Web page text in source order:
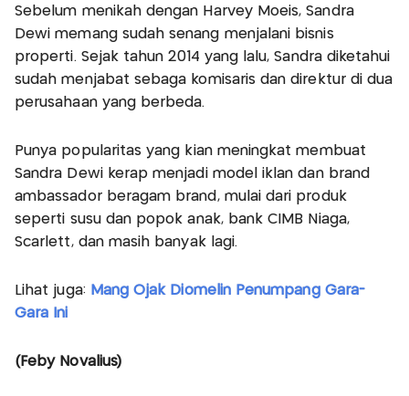
Sebelum menikah dengan Harvey Moeis, Sandra
Dewi memang sudah senang menjalani bisnis
properti. Sejak tahun 2014 yang lalu, Sandra diketahui
sudah menjabat sebaga komisaris dan direktur di dua
perusahaan yang berbeda.
Punya popularitas yang kian meningkat membuat
Sandra Dewi kerap menjadi model iklan dan brand
ambassador beragam brand, mulai dari produk
seperti susu dan popok anak, bank CIMB Niaga,
Scarlett, dan masih banyak lagi.
Lihat juga: Mang Ojak Diomelin Penumpang Gara-
Gara Ini
(Feby Novalius)